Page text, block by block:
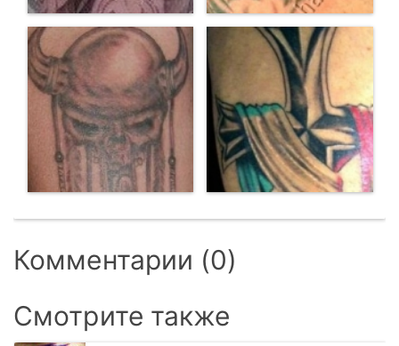
Комментарии (0)
Смотрите также